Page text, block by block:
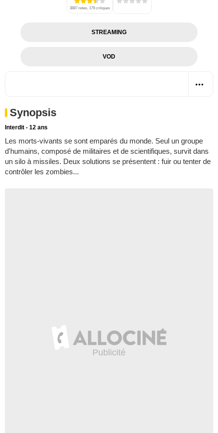
3887 notes, 179 critiques
STREAMING
VOD
Synopsis
Interdit - 12 ans
Les morts-vivants se sont emparés du monde. Seul un groupe
d'humains, composé de militaires et de scientifiques, survit dans
un silo à missiles. Deux solutions se présentent : fuir ou tenter de
contrôler les zombies...